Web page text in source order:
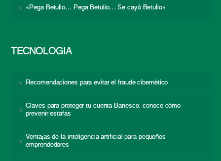
«Pega Betulio… Pega Betulio… Se cayó Betulio»
TECNOLOGÍA
Recomendaciones para evitar el fraude cibernético
Claves para proteger tu cuenta Banesco: conoce cómo
prevenir estafas
Ventajas de la inteligencia artificial para pequeños
emprendedores